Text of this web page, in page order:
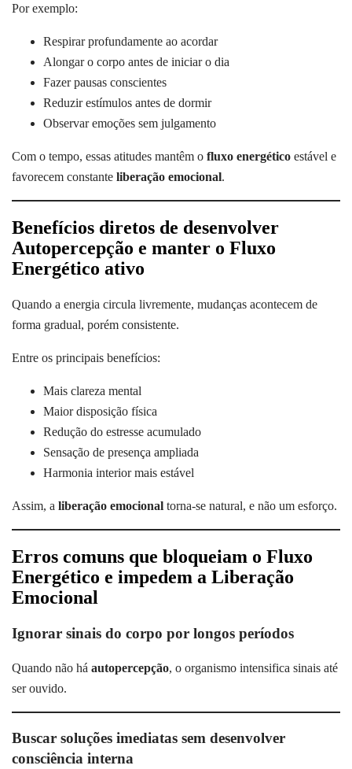
Por exemplo:
Respirar profundamente ao acordar
Alongar o corpo antes de iniciar o dia
Fazer pausas conscientes
Reduzir estímulos antes de dormir
Observar emoções sem julgamento
Com o tempo, essas atitudes mantêm o fluxo energético estável e
favorecem constante liberação emocional.
Benefícios diretos de desenvolver
Autopercepção e manter o Fluxo
Energético ativo
Quando a energia circula livremente, mudanças acontecem de
forma gradual, porém consistente.
Entre os principais benefícios:
Mais clareza mental
Maior disposição física
Redução do estresse acumulado
Sensação de presença ampliada
Harmonia interior mais estável
Assim, a liberação emocional torna-se natural, e não um esforço.
Erros comuns que bloqueiam o Fluxo
Energético e impedem a Liberação
Emocional
Ignorar sinais do corpo por longos períodos
Quando não há autopercepção, o organismo intensifica sinais até
ser ouvido.
Buscar soluções imediatas sem desenvolver
consciência interna